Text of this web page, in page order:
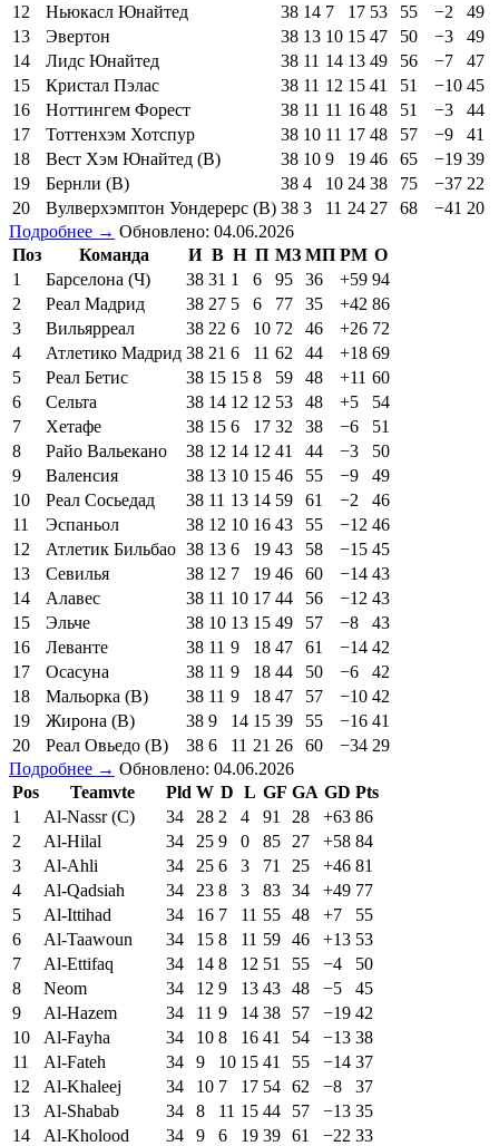
12
Ньюкасл Юнайтед 38 14 7 17 53 55 −2
49
13
Эвертон 38 13 10 15 47 50 −3
49
14
Лидс Юнайтед 38 11 14 13 49 56 −7
47
15
Кристал Пэлас 38 11 12 15 41 51 −10 45
16
Ноттингем Форест 38 11 11 16 48 51 −3
44
17
Тоттенхэм Хотспур 38 10 11 17 48 57 −9
41
18
Вест Хэм Юнайтед (В) 38 10 9 19 46 65 −19 39
19
Бернли (В) 38 4 10 24 38 75 −37 22
20
Вулверхэмптон Уондерерс (В) 38 3 11 24 27 68 −41 20
Подробнее → Обновлено: 04.06.2026
Поз
Команда И В Н П МЗ МП РМ О
1
Барселона (Ч) 38 31 1 6 95 36 +59 94
2
Реал Мадрид 38 27 5 6 77 35 +42 86
3
Вильярреал 38 22 6 10 72 46 +26 72
4
Атлетико Мадрид 38 21 6 11 62 44 +18 69
5
Реал Бетис 38 15 15 8 59 48 +11 60
6
Сельта 38 14 12 12 53 48 +5
54
7
Хетафе 38 15 6 17 32 38 −6
51
8
Райо Вальекано 38 12 14 12 41 44 −3
50
9
Валенсия 38 13 10 15 46 55 −9
49
10
Реал Сосьедад 38 11 13 14 59 61 −2
46
11
Эспаньол 38 12 10 16 43 55 −12 46
12
Атлетик Бильбао 38 13 6 19 43 58 −15 45
13
Севилья 38 12 7 19 46 60 −14 43
14
Алавес 38 11 10 17 44 56 −12 43
15
Эльче 38 10 13 15 49 57 −8
43
16
Леванте 38 11 9 18 47 61 −14 42
17
Осасуна 38 11 9 18 44 50 −6
42
18
Мальорка (В) 38 11 9 18 47 57 −10 42
19
Жирона (В) 38 9 14 15 39 55 −16 41
20
Реал Овьедо (В) 38 6 11 21 26 60 −34 29
Подробнее → Обновлено: 04.06.2026
Pos
Teamvte Pld W D L GF GA GD Pts
1
Al-Nassr (C) 34 28 2 4 91 28 +63 86
2
Al-Hilal 34 25 9 0 85 27 +58 84
3
Al-Ahli 34 25 6 3 71 25 +46 81
4
Al-Qadsiah 34 23 8 3 83 34 +49 77
5
Al-Ittihad 34 16 7 11 55 48 +7
55
6
Al-Taawoun 34 15 8 11 59 46 +13 53
7
Al-Ettifaq 34 14 8 12 51 55 −4
50
8
Neom 34 12 9 13 43 48 −5
45
9
Al-Hazem 34 11 9 14 38 57 −19 42
10
Al-Fayha 34 10 8 16 41 54 −13 38
11
Al-Fateh 34 9 10 15 41 55 −14 37
12
Al-Khaleej 34 10 7 17 54 62 −8
37
13
Al-Shabab 34 8 11 15 44 57 −13 35
14
Al-Kholood 34 9 6 19 39 61 −22 33